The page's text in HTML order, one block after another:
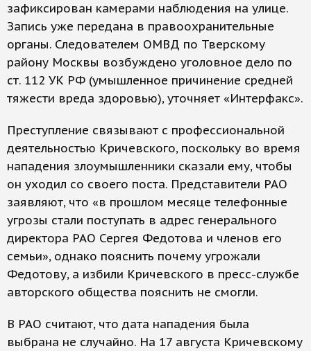
зафиксирован камерами наблюдения на улице.
Запись уже передана в правоохранительные
органы. Следователем ОМВД по Тверскому
району Москвы возбуждено уголовное дело по
ст. 112 УК РФ (умышленное причинение средней
тяжести вреда здоровью), уточняет «Интерфакс».
Преступление связывают с профессиональной
деятельностью Кричевского, поскольку во время
нападения злоумышленники сказали ему, чтобы
он уходил со своего поста. Представители РАО
заявляют, что «в прошлом месяце телефонные
угрозы стали поступать в адрес генерального
директора РАО Сергея Федотова и членов его
семьи», однако пояснить почему угрожали
Федотову, а избили Кричевского в пресс-службе
авторского общества пояснить не смогли.
В РАО считают, что дата нападения была
выбрана не случайно. На 17 августа Кричевскому